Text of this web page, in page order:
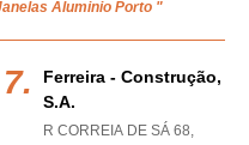
Aluminio Porto "
Ferreira - Construção,
S.a.
R CORREIA DE SÁ 68,